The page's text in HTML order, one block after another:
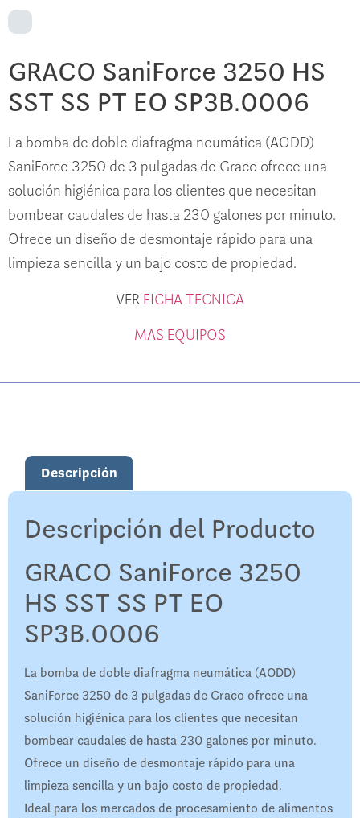
GRACO SaniForce 3250 HS
SST SS PT EO SP3B.0006
La bomba de doble diafragma neumática (AODD)
SaniForce 3250 de 3 pulgadas de Graco ofrece una
solución higiénica para los clientes que necesitan
bombear caudales de hasta 230 galones por minuto.
Ofrece un diseño de desmontaje rápido para una
limpieza sencilla y un bajo costo de propiedad.
VER FICHA TECNICA
MAS EQUIPOS
Descripción
Descripción del Producto
GRACO SaniForce 3250
HS SST SS PT EO
SP3B.0006
La bomba de doble diafragma neumática (AODD)
SaniForce 3250 de 3 pulgadas de Graco ofrece una
solución higiénica para los clientes que necesitan
bombear caudales de hasta 230 galones por minuto.
Ofrece un diseño de desmontaje rápido para una
limpieza sencilla y un bajo costo de propiedad.
Ideal para los mercados de procesamiento de alimentos